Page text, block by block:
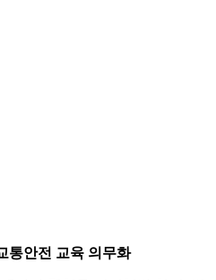
통안전 교육 의무화